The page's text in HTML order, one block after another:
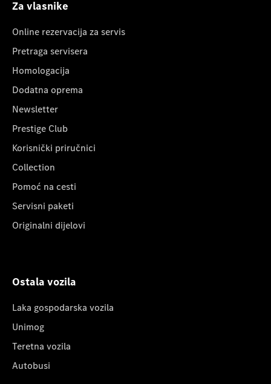
Za vlasnike
Online rezervacija za servis
Pretraga servisera
Homologacija
Dodatna oprema
Newsletter
Prestige Club
Korisnički priručnici
Collection
Pomoć na cesti
Servisni paketi
Originalni dijelovi
Ostala vozila
Laka gospodarska vozila
Unimog
Teretna vozila
Autobusi